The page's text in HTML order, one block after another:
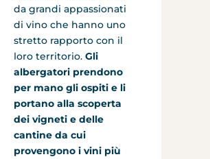
da grandi appassionati
di vino che hanno uno
stretto rapporto con il
loro territorio. Gli
albergatori prendono
per mano gli ospiti e li
portano alla scoperta
dei vigneti e delle
cantine da cui
provengono i vini più